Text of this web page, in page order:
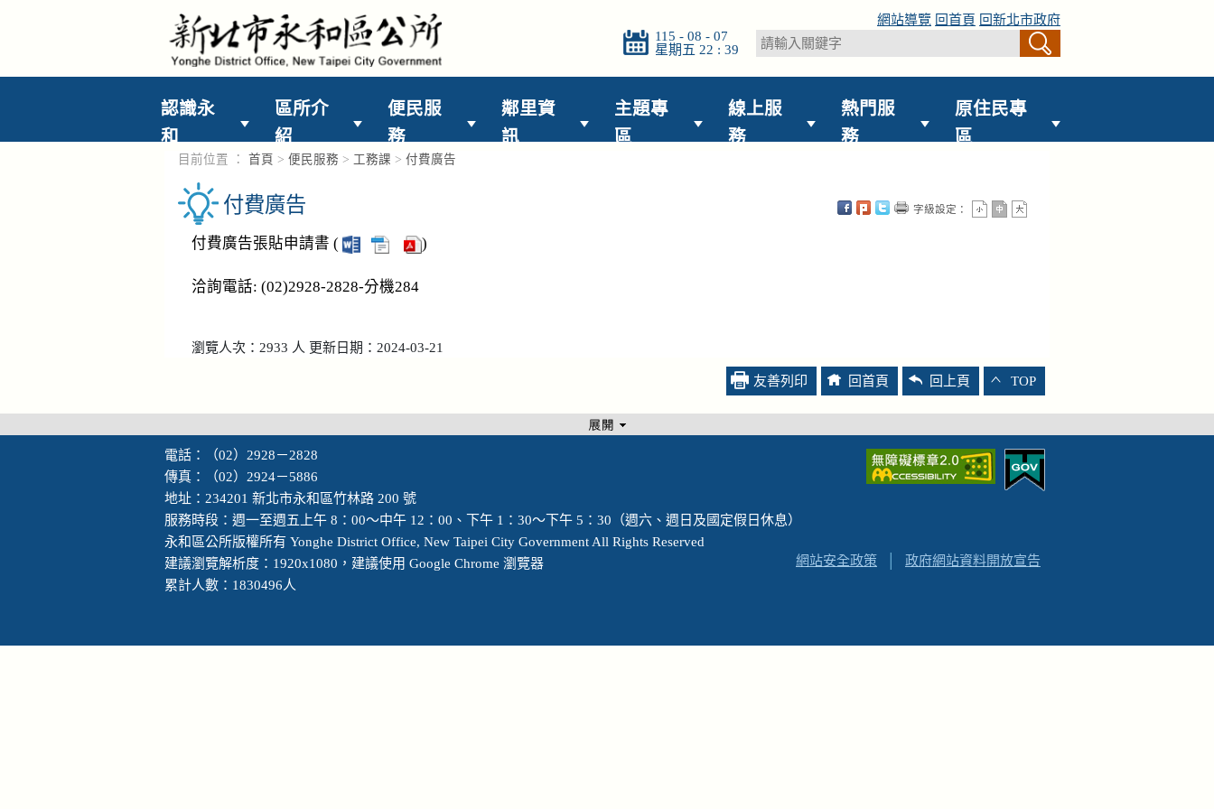
網站導覽 回首頁
回新北市政府
115 - 08 - 07
星期五 22 : 39
認識永
和
區所介
紹
便民服
務
鄰里資
訊
主題專
區
線上服
務
熱門服
務
原住民專
區
目前位置 ： 首頁 > 便民服務 > 工務課 > 付費廣告
付費廣告 字級設定：
付費廣告張貼申請書 ( )
洽詢電話: (02)2928-2828-分機284
瀏覽人次：2933 人 更新日期：2024-03-21
友善列印 回首頁 回上頁 TOP
網站安全政策 政府網站資料開放宣告
電話：（02）2928－2828
傳真：（02）2924－5886
地址：234201 新北市永和區竹林路 200 號
服務時段：週一至週五上午 8：00～中午 12：00、下午 1：30～下午 5：30（週六、週日及國定假日休息）
永和區公所版權所有 Yonghe District Office, New Taipei City Government All Rights Reserved
建議瀏覽解析度：1920x1080，建議使用 Google Chrome 瀏覽器
累計人數：1830496人